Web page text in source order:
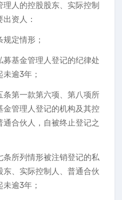
理人的控股股东、实际控制
资人：
规定情形；
募基金管理人登记的纪律处
逾3年；
条第一款第六项、第八项所
管理人登记的机构及其控
合伙人，自被终止登记之
条所列情形被注销登记的私
、实际控制人、普通合伙
逾3年；